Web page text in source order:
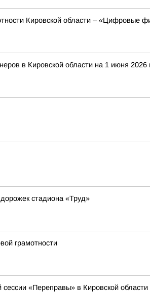
Кировской области – «Цифровые
в Кировской области на 1 июня 2026
стадиона «Труд»
грамотности
«Переправы» в Кировской области